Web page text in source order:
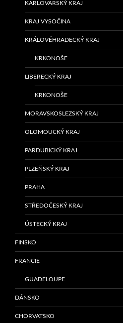
KARLOVARSKÝ KRAJ
KRAJ VYSOČINA
KRÁLOVÉHRADECKÝ KRAJ
KRKONOŠE
LIBERECKÝ KRAJ
KRKONOŠE
MORAVSKOSLEZSKÝ KRAJ
OLOMOUCKÝ KRAJ
PARDUBICKÝ KRAJ
PLZEŇSKÝ KRAJ
PRAHA
STŘEDOČESKÝ KRAJ
ÚSTECKÝ KRAJ
FINSKO
FRANCIE
GUADELOUPE
DÁNSKO
CHORVATSKO